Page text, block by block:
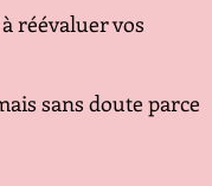
réévaluer vos
sans doute parce